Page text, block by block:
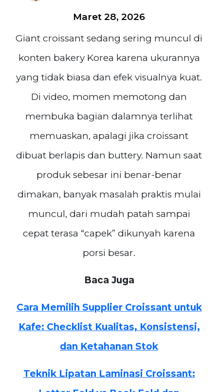
Maret 28, 2026
Giant croissant sedang sering muncul di
konten bakery Korea karena ukurannya
yang tidak biasa dan efek visualnya kuat.
Di video, momen memotong dan
membuka bagian dalamnya terlihat
memuaskan, apalagi jika croissant
dibuat berlapis dan buttery. Namun saat
produk sebesar ini benar-benar
dimakan, banyak masalah praktis mulai
muncul, dari mudah patah sampai
cepat terasa “capek” dikunyah karena
porsi besar.
Baca Juga
Cara Memilih Supplier Croissant untuk
Kafe: Checklist Kualitas, Konsistensi,
dan Ketahanan Stok
Teknik Lipatan Laminasi Croissant: